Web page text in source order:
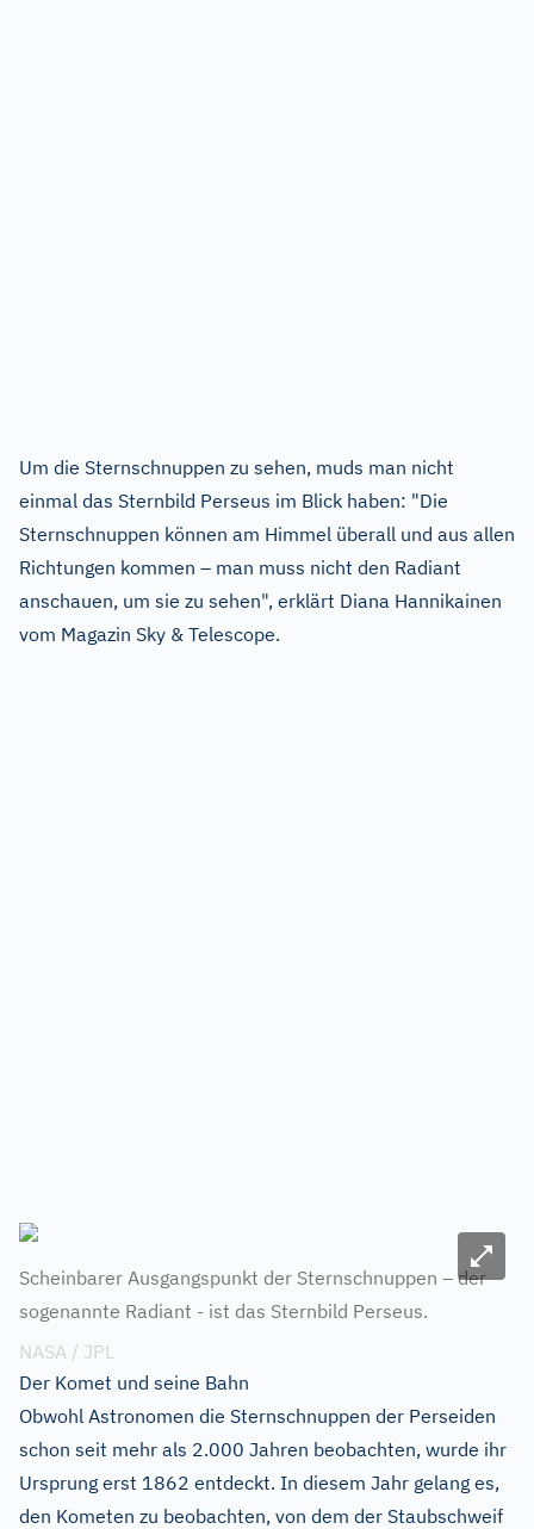
Um die Sternschnuppen zu sehen, muds man nicht
einmal das Sternbild Perseus im Blick haben: "Die
Sternschnuppen können am Himmel überall und aus allen
Richtungen kommen – man muss nicht den Radiant
anschauen, um sie zu sehen", erklärt Diana Hannikainen
vom Magazin Sky & Telescope.
Bild
Scheinbarer Ausgangspunkt der Sternschnuppen – der
sogenannte Radiant - ist das Sternbild Perseus.
NASA / JPL
Der Komet und seine Bahn
Obwohl Astronomen die Sternschnuppen der Perseiden
schon seit mehr als 2.000 Jahren beobachten, wurde ihr
Ursprung erst 1862 entdeckt. In diesem Jahr gelang es,
den Kometen zu beobachten, von dem der Staubschweif